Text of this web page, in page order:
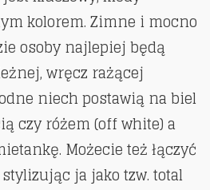
kolorem. Zimne i mocno
osoby najlepiej będą
wręcz rażącej
niech postawią na biel
czy różem (off white) a
Możecie też łączyć
ja jako tzw. total